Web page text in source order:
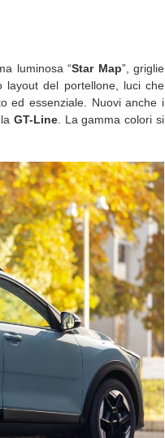
luminosa “Star Map”, griglie
layout del portellone, luci che
ed essenziale. Nuovi anche i
GT-Line. La gamma colori si